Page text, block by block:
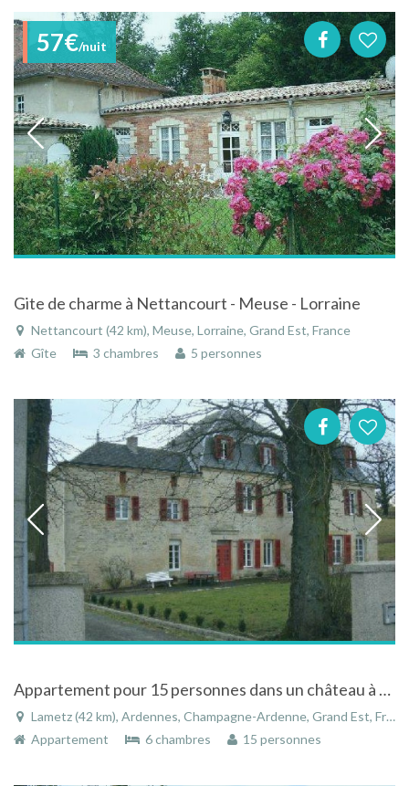
57€/nuit
Gite de charme à Nettancourt - Meuse - Lorraine
Nettancourt (42 km), Meuse, Lorraine, Grand Est, France
Gîte
3 chambres 5 personnes
Appartement pour 15 personnes dans un château à Lametz en Champagne-Ardenne
Lametz (42 km), Ardennes, Champagne-Ardenne, Grand Est, France
Appartement
6 chambres 15 personnes